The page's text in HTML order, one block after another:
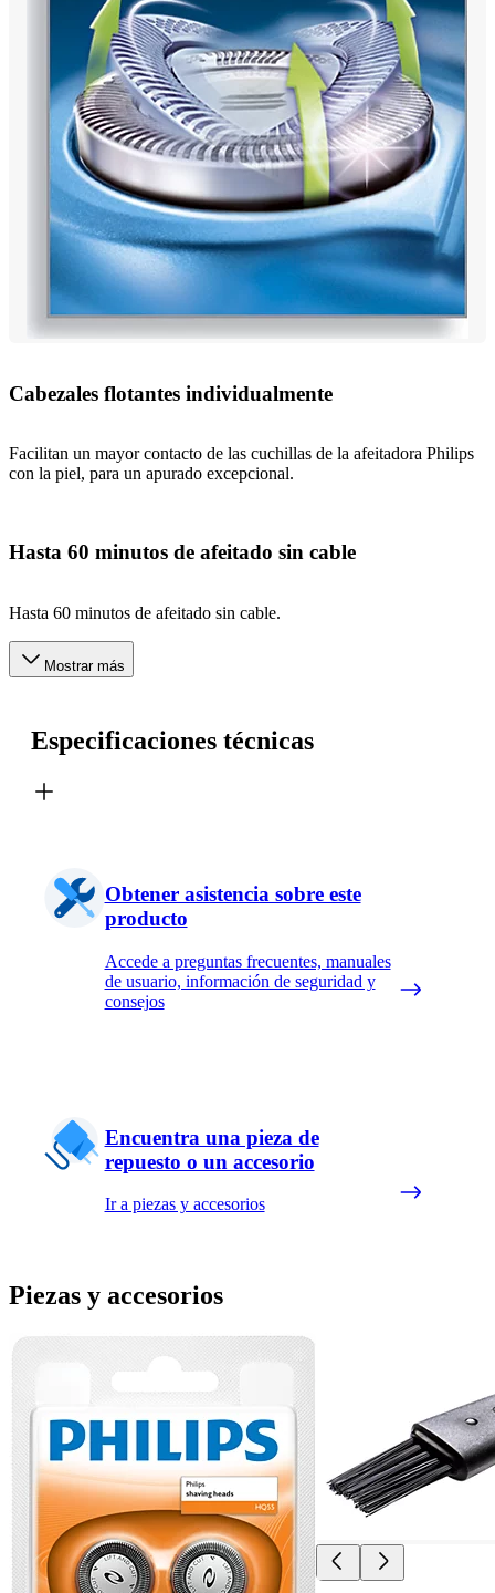
Cabezales flotantes individualmente
Facilitan un mayor contacto de las cuchillas de la afeitadora Philips
con la piel, para un apurado excepcional.
Hasta 60 minutos de afeitado sin cable
Hasta 60 minutos de afeitado sin cable.
Mostrar más
Especificaciones técnicas
Obtener asistencia sobre este
producto
Accede a preguntas frecuentes, manuales
de usuario, información de seguridad y
consejos
Encuentra una pieza de
repuesto o un accesorio
Ir a piezas y accesorios
Piezas y accesorios